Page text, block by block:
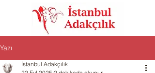
Yazı
İstanbul Adakçılık